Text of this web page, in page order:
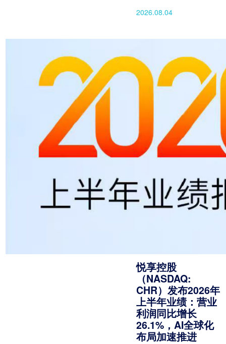
成果，将有效撬动万
智能新时代。
2026.08.04
悦享控股
（NASDAQ:
CHR）发布2026年
上半年业绩：营业
利润同比增长
26.1%，AI全球化
布局加速推进